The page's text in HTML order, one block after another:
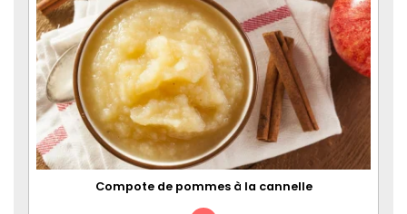
Compote de pommes à la cannelle